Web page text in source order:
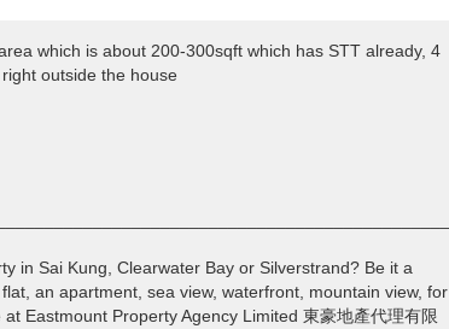
which is about 200-300sqft which has STT already, 4
outside the house
in Sai Kung, Clearwater Bay or Silverstrand? Be it a
an apartment, sea view, waterfront, mountain view, for
Eastmount Property Agency Limited 東豪地產代理有限